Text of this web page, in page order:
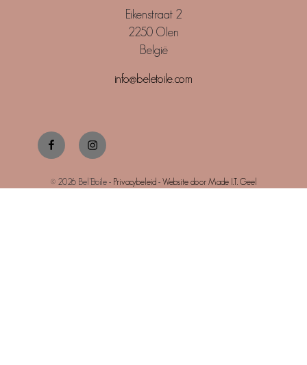
Eikenstraat 2
2250 Olen
België
info@beletoile.com
Facebook Instagram
© 2026 Bel’Etoile - Privacybeleid- Website door Made I.T. Geel